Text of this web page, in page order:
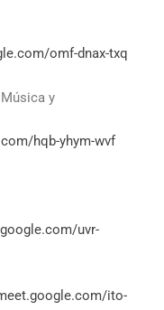
omf-dnax-txq
y
hqb-yhym-wvf
uvr-
ito-